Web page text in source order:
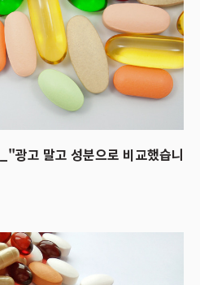
광고 말고 성분으로 비교했습니